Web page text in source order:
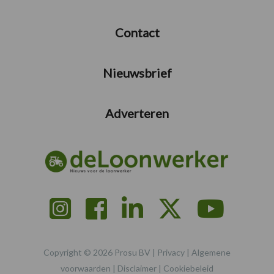
Contact
Nieuwsbrief
Adverteren
Copyright © 2026 Prosu BV | Privacy | Algemene
voorwaarden | Disclaimer | Cookiebeleid